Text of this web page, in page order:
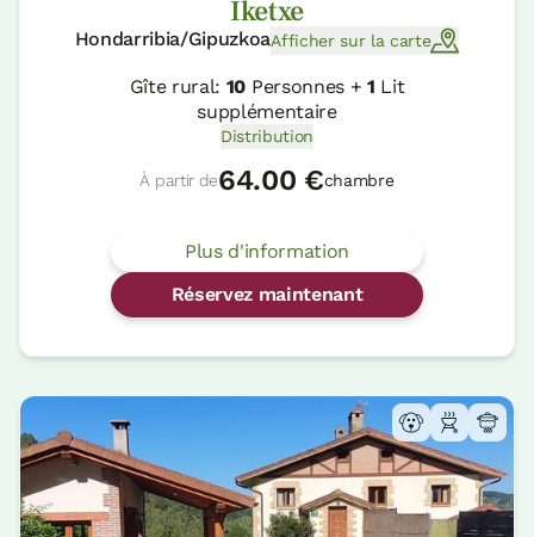
Iketxe
Hondarribia/GipuzkoaAfficher sur la carte
Gîte rural: 10 Personnes + 1 Lit
supplémentaire
Distribution
À partir de64.00 €chambre
Plus d'information
Réservez maintenant